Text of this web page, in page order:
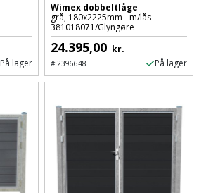
På lager
Wimex dobbeltlåge
grå, 180x2225mm - m/lås
381018071/Glyngøre
24.395,00 kr.
#2396648 På lager